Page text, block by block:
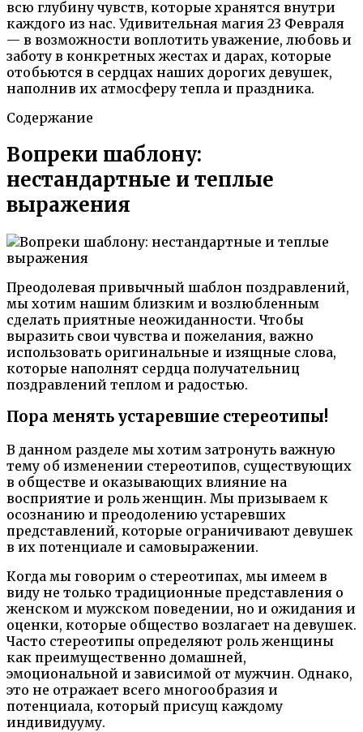
всю глубину чувств, которые хранятся внутри
каждого из нас. Удивительная магия 23 Февраля
— в возможности воплотить уважение, любовь и
заботу в конкретных жестах и дарах, которые
отобьются в сердцах наших дорогих девушек,
наполнив их атмосферу тепла и праздника.
Содержание
Вопреки шаблону:
нестандартные и теплые
выражения
Преодолевая привычный шаблон поздравлений,
мы хотим нашим близким и возлюбленным
сделать приятные неожиданности. Чтобы
выразить свои чувства и пожелания, важно
использовать оригинальные и изящные слова,
которые наполнят сердца получательниц
поздравлений теплом и радостью.
Пора менять устаревшие стереотипы!
В данном разделе мы хотим затронуть важную
тему об изменении стереотипов, существующих
в обществе и оказывающих влияние на
восприятие и роль женщин. Мы призываем к
осознанию и преодолению устаревших
представлений, которые ограничивают девушек
в их потенциале и самовыражении.
Когда мы говорим о стереотипах, мы имеем в
виду не только традиционные представления о
женском и мужском поведении, но и ожидания и
оценки, которые общество возлагает на девушек.
Часто стереотипы определяют роль женщины
как преимущественно домашней,
эмоциональной и зависимой от мужчин. Однако,
это не отражает всего многообразия и
потенциала, который присущ каждому
индивидууму.